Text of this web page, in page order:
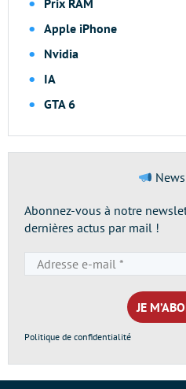
Prix RAM
Apple iPhone
Nvidia
IA
GTA 6
Abonnez-vous à notre
dernières actus par mail !
e-
*
Politique de confidentialité